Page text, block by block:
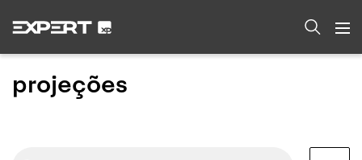
projeções